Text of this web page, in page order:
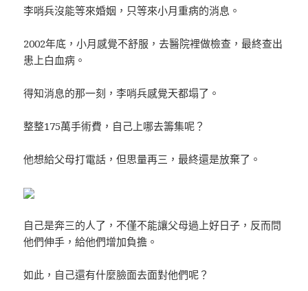
李哨兵沒能等來婚姻，只等來小月重病的消息。
2002年底，小月感覺不舒服，去醫院裡做檢查，最終查出
患上白血病。
得知消息的那一刻，李哨兵感覺天都塌了。
整整175萬手術費，自己上哪去籌集呢？
他想給父母打電話，但思量再三，最終還是放棄了。
自己是奔三的人了，不僅不能讓父母過上好日子，反而問
他們伸手，給他們增加負擔。
如此，自己還有什麼臉面去面對他們呢？